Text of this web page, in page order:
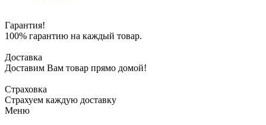
Гарантия!
100% гарантию на каждый товар.
Доставка
Доставим Вам товар прямо домой!
Страховка
Страхуем каждую доставку
Меню